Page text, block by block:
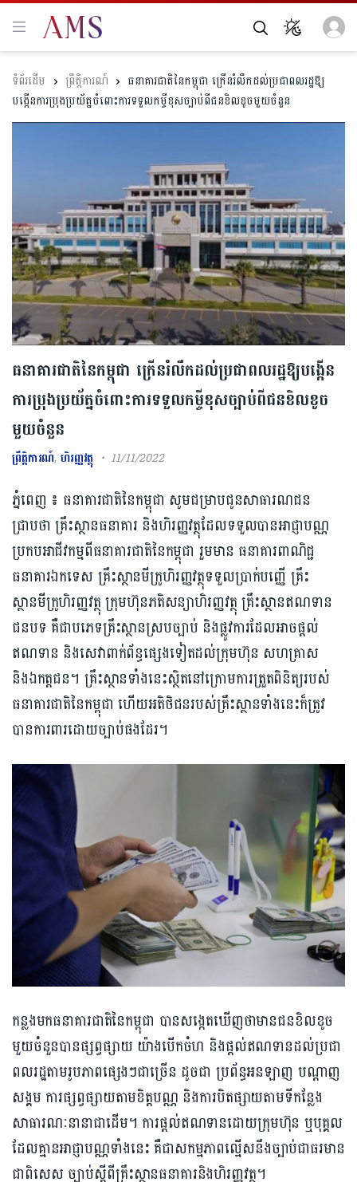
ព្រឹត្តិការណ៍
ធនាគារជាតិនៃកម្ពុជា ក្រើនរំលឹកដល់ប្រជាពលរដ្ឋឱ្យ
បង្កើនការប្រុងប្រយ័ត្នចំពោះការទទួលកម្ចីខុសច្បាប់ពីជនខិលខូចមួយចំនួន
ធនាគារជាតិនៃកម្ពុជា ក្រើនរំលឹកដល់ប្រជាពលរដ្ឋឱ្យបង្កើន
ការប្រុងប្រយ័ត្នចំពោះការទទួលកម្ចីខុសច្បាប់ពីជនខិលខូច
មួយចំនួន
ព្រឹត្តិការណ៍,ហិរញ្ញវត្ថុ 11/11/2022
ភ្នំពេញ ៖ ធនាគារជាតិនៃកម្ពុជា សូមជម្រាបជូនសាធារណជន
ជ្រាបថា គ្រឹះស្ថានធនាគារ និងហិរញ្ញវត្ថុដែលទទួលបានអាជ្ញាបណ្ណ
ប្រកបអាជីវកម្មពីធនាគារជាតិនៃកម្ពុជា រួមមាន ធនាគារពាណិជ្ជ
ធនាគារឯកទេស គ្រឹះស្ថានមីក្រូហិរញ្ញវត្ថុទទួលប្រាក់បញ្ញើ គ្រឹះ
ស្ថានមីក្រូហិរញ្ញវត្ថុ ក្រុមហ៊ុនភតិសន្យាហិរញ្ញវត្ថុ គ្រឹះស្ថានឥណទាន
ជនបទ គឺជាបភេទគ្រឹះស្ថានស្របច្បាប់ និងផ្លូវការដែលអាចផ្តល់
ឥណទាន និងសេវាពាក់ព័ន្ធផ្សេងទៀតដល់ក្រុមហ៊ុន សហគ្រាស
និងឯកត្តជន។ គ្រឹះស្ថានទាំងនេះស្ថិតនៅក្រោមការត្រួតពិនិត្យរបស់
ធនាគារជាតិនៃកម្ពុជា ហើយអតិថិជនរបស់គ្រឹះស្ថានទាំងនេះក៏ត្រូវ
បានការពារដោយច្បាប់ផងដែរ។
កន្លងមកធនាគារជាតិនៃកម្ពុជា បានសង្កេតឃើញថាមានជនខិលខូច
មួយចំនួនបានផ្សព្វផ្សាយ យ៉ាងបើកចំហ និងផ្តល់ឥណទានដល់ប្រជា
ពលរដ្ឋតាមរូបភាពផ្សេងៗជាច្រើន ដូចជា ប្រព័ន្ធអនឡាញ បណ្តាញ
សង្គម ការផ្សព្វផ្សាយតាមខិត្តបណ្ណ និងការបិតផ្សាយតាមទីកន្លែង
សាធារណៈនានាជាដើម។ ការផ្តល់ឥណទានដោយក្រុមហ៊ុន ឬបុគ្គល
ដែលគ្មានអាជ្ញាបណ្ណទាំងនេះ គឺជាសកម្មភាពល្មើសនឹងច្បាប់ជាធរមាន
ជាពិសេស ច្បាប់ស្តីពីគ្រឹះស្ថានធនាគារនិងហិរញ្ញវត្ថុ។